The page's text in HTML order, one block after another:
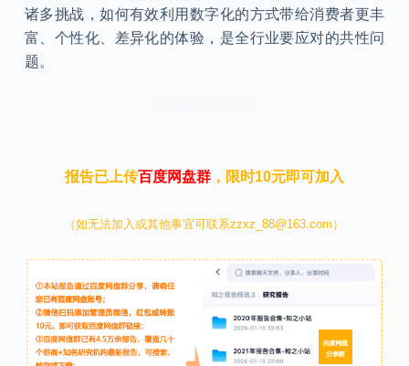
诸多挑战，如何有效利用数字化的方式带给消费者更丰
富、个性化、差异化的体验，是全行业要应对的共性问
题。
报告已上传百度网盘群，限时10元即可加入
（如无法加入或其他事宜可联系zzxz_88@163.com）